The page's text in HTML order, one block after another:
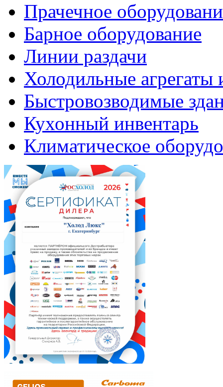
Прачечное
Барное оборудование
Линии раздачи
Холодильные агрегаты
Быстровозводимые
Кухонный инвентарь
Климатическое